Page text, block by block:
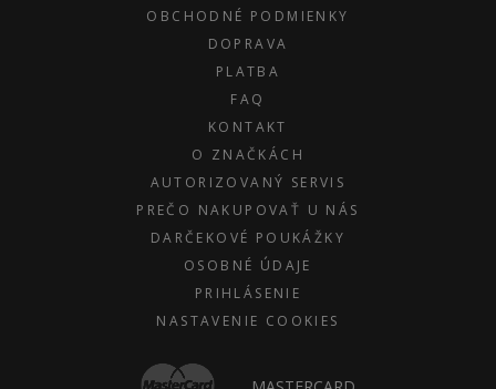
OBCHODNÉ PODMIENKY
DOPRAVA
PLATBA
FAQ
KONTAKT
O ZNAČKÁCH
AUTORIZOVANÝ SERVIS
PREČO NAKUPOVAŤ U NÁS
DARČEKOVÉ POUKÁŽKY
OSOBNÉ ÚDAJE
PRIHLÁSENIE
NASTAVENIE COOKIES